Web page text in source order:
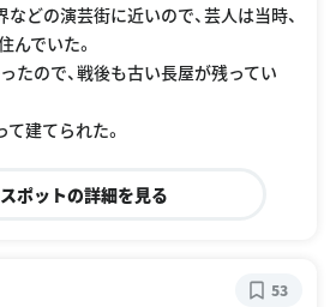
どの演芸街に近いので、芸人は当時、
んでいた。
たので、戦後も古い長屋が残ってい
て建てられた。
ポットの詳細を見る
53